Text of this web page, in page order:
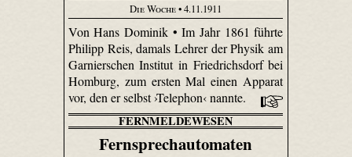
Die Woche• 4.11.1911
Von Hans Dominik • Im Jahr 1861 führte
Philipp Reis, damals Lehrer der Physik am
Garnierschen Institut in Friedrichsdorf bei
Homburg, zum ersten Mal einen Apparat
vor, den er selbst ›Telephon‹ nannte.
FERNMELDEWESEN
Fernsprechautomaten